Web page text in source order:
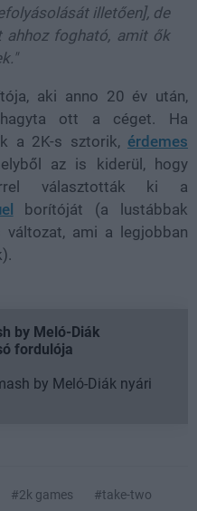
illetően], de
ahhoz fogható, amit ők
aki anno 20 év után,
hagyta ott a céget. Ha
a 2K-s sztorik, érdemes
az is kiderül, hogy
választották ki a
borítóját (a lustábbak
ami a legjobban
by Meló-Diák
fordulója
by Meló-Diák nyári
#2k games #take-two